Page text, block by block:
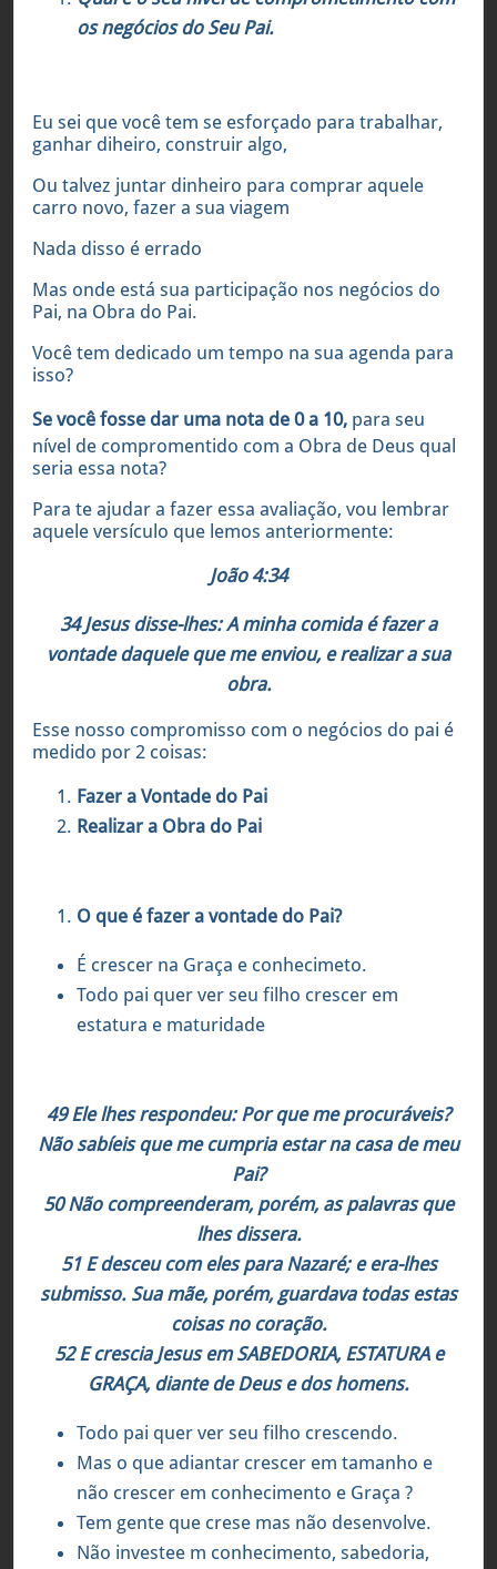
os negócios do Seu Pai.
Eu sei que você tem se esforçado para trabalhar,
ganhar diheiro, construir algo,
Ou talvez juntar dinheiro para comprar aquele
carro novo, fazer a sua viagem
Nada disso é errado
Mas onde está sua participação nos negócios do
Pai, na Obra do Pai.
Você tem dedicado um tempo na sua agenda para
isso?
Se você fosse dar uma nota de 0 a 10, para seu
nível de compromentido com a Obra de Deus qual
seria essa nota?
Para te ajudar a fazer essa avaliação, vou lembrar
aquele versículo que lemos anteriormente:
João 4:34
34 Jesus disse-lhes: A minha comida é fazer a
vontade daquele que me enviou, e realizar a sua
obra.
Esse nosso compromisso com o negócios do pai é
medido por 2 coisas:
Fazer a Vontade do Pai
Realizar a Obra do Pai
O que é fazer a vontade do Pai?
É crescer na Graça e conhecimeto.
Todo pai quer ver seu filho crescer em
estatura e maturidade
49 Ele lhes respondeu: Por que me procuráveis?
Não sabíeis que me cumpria estar na casa de meu
Pai?
50 Não compreenderam, porém, as palavras que
lhes dissera.
51 E desceu com eles para Nazaré; e era-lhes
submisso. Sua mãe, porém, guardava todas estas
coisas no coração.
52 E crescia Jesus em SABEDORIA, ESTATURA e
GRAÇA, diante de Deus e dos homens.
Todo pai quer ver seu filho crescendo.
Mas o que adiantar crescer em tamanho e
não crescer em conhecimento e Graça ?
Tem gente que crese mas não desenvolve.
Não investee m conhecimento, sabedoria,